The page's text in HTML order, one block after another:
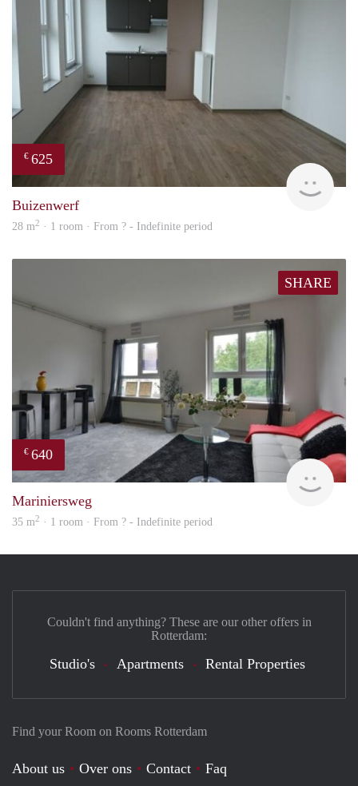
€ 625
Buizenwerf
28 m2 · 1 room · From ? - Indefinite period
SHARE
€ 640
Mariniersweg
35 m2 · 1 room · From ? - Indefinite period
Find your Room on Rooms Rotterdam
About us Over ons Contact Faq
Couldn't find anything? These are our other offers in
Rotterdam:
Studio's Apartments Rental Properties